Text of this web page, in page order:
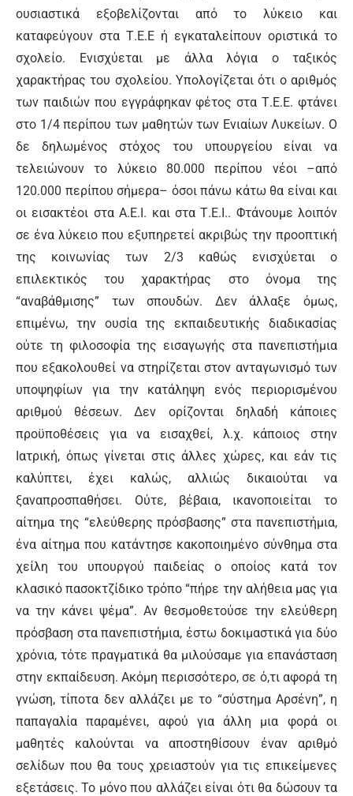
ουσιαστικά εξοβελίζονται από το λύκειο και
καταφεύγουν στα Τ.Ε.Ε ή εγκαταλείπουν οριστικά το
σχολείο. Ενισχύεται με άλλα λόγια ο ταξικός
χαρακτήρας του σχολείου. Υπολογίζεται ότι ο αριθμός
των παιδιών που εγγράφηκαν φέτος στα Τ.Ε.Ε. φτάνει
στο 1/4 περίπου των μαθητών των Ενιαίων Λυκείων. Ο
δε δηλωμένος στόχος του υπουργείου είναι να
τελειώνουν το λύκειο 80.000 περίπου νέοι –από
120.000 περίπου σήμερα– όσοι πάνω κάτω θα είναι και
οι εισακτέοι στα Α.Ε.Ι. και στα Τ.Ε.Ι.. Φτάνουμε λοιπόν
σε ένα λύκειο που εξυπηρετεί ακριβώς την προοπτική
της κοινωνίας των 2/3 καθώς ενισχύεται ο
επιλεκτικός του χαρακτήρας στο όνομα της
“αναβάθμισης” των σπουδών. Δεν άλλαξε όμως,
επιμένω, την ουσία της εκπαιδευτικής διαδικασίας
ούτε τη φιλοσοφία της εισαγωγής στα πανεπιστήμια
που εξακολουθεί να στηρίζεται στον ανταγωνισμό των
υποψηφίων για την κατάληψη ενός περιορισμένου
αριθμού θέσεων. Δεν ορίζονται δηλαδή κάποιες
προϋποθέσεις για να εισαχθεί, λ.χ. κάποιος στην
Ιατρική, όπως γίνεται στις άλλες χώρες, και εάν τις
καλύπτει, έχει καλώς, αλλιώς δικαιούται να
ξαναπροσπαθήσει. Ούτε, βέβαια, ικανοποιείται το
αίτημα της “ελεύθερης πρόσβασης” στα πανεπιστήμια,
ένα αίτημα που κατάντησε κακοποιημένο σύνθημα στα
χείλη του υπουργού παιδείας ο οποίος κατά τον
κλασικό πασοκτζίδικο τρόπο “πήρε την αλήθεια μας για
να την κάνει ψέμα”. Αν θεσμοθετούσε την ελεύθερη
πρόσβαση στα πανεπιστήμια, έστω δοκιμαστικά για δύο
χρόνια, τότε πραγματικά θα μιλούσαμε για επανάσταση
στην εκπαίδευση. Ακόμη περισσότερο, σε ό,τι αφορά τη
γνώση, τίποτα δεν αλλάζει με το “σύστημα Αρσένη”, η
παπαγαλία παραμένει, αφού για άλλη μια φορά οι
μαθητές καλούνται να αποστηθίσουν έναν αριθμό
σελίδων που θα τους χρειαστούν για τις επικείμενες
εξετάσεις. Το μόνο που αλλάζει είναι ότι θα δώσουν τα